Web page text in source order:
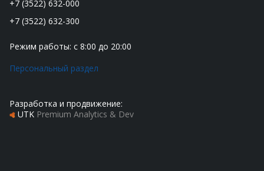
+7 (3522) 632-000
+7 (3522) 632-300
Режим работы: с 8:00 до 20:00
Персональный раздел
Разработка и продвижение:
UTK Premium Analytics & Dev